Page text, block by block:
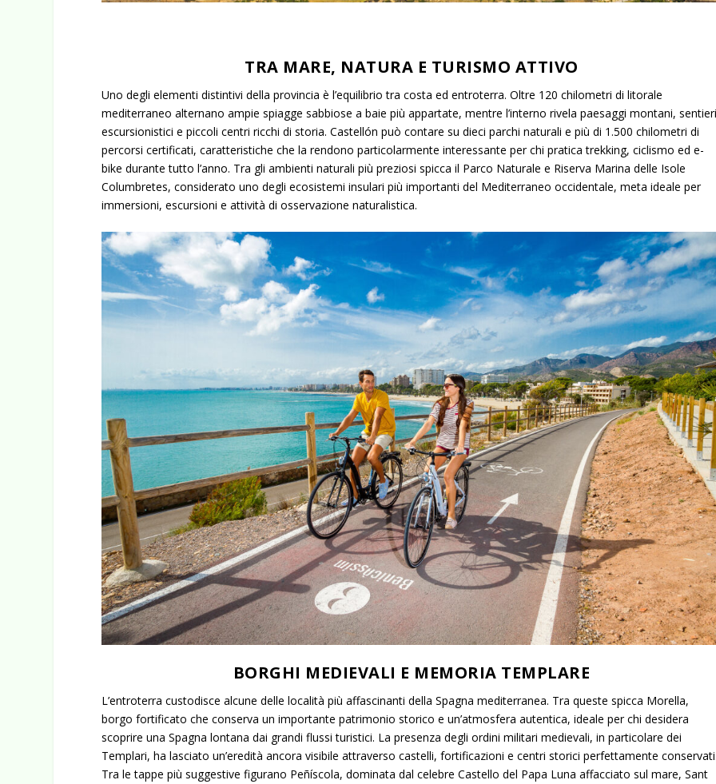
TRA MARE, NATURA E TURISMO ATTIVO
Uno degli elementi distintivi della provincia è l’equilibrio tra costa ed entroterra. Oltre 120 chilometri di litorale
mediterraneo alternano ampie spiagge sabbiose a baie più appartate, mentre l’interno rivela paesaggi montani,
escursionistici e piccoli centri ricchi di storia. Castellón può contare su dieci parchi naturali e più di 1.500 chilometri di
percorsi certificati, caratteristiche che la rendono particolarmente interessante per chi pratica trekking, ciclismo ed e-
bike durante tutto l’anno. Tra gli ambienti naturali più preziosi spicca il Parco Naturale e Riserva Marina delle Isole
Columbretes, considerato uno degli ecosistemi insulari più importanti del Mediterraneo occidentale, meta ideale per
immersioni, escursioni e attività di osservazione naturalistica.
BORGHI MEDIEVALI E MEMORIA TEMPLARE
L’entroterra custodisce alcune delle località più affascinanti della Spagna mediterranea. Tra queste spicca Morella,
borgo fortificato che conserva un importante patrimonio storico e un’atmosfera autentica, ideale per chi desidera
scoprire una Spagna lontana dai grandi flussi turistici. La presenza degli ordini militari medievali, in particolare dei
Templari, ha lasciato un’eredità ancora visibile attraverso castelli, fortificazioni e centri storici perfettamente
Tra le tappe più suggestive figurano Peñíscola, dominata dal celebre Castello del Papa Luna affacciato sul mare, Sant